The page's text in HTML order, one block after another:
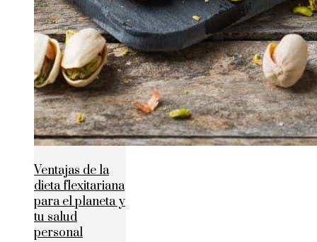
Ventajas de la
dieta flexitariana
para el planeta y
tu salud
personal